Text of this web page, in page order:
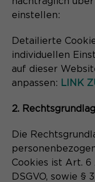
einstellen:
Detailierte
individuellen
auf dieser
anpassen: LINK
2.
Die
Cookies ist Art. 6
DSGVO, sowie §